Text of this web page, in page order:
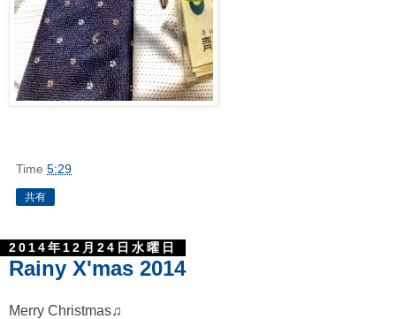
Time 5:29
共有
2014年12月24日水曜日
Rainy X'mas 2014
Merry Christmas♫